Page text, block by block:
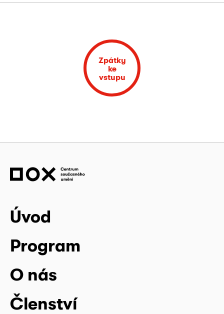
Zpátky
ke
vstupu
Úvod
Program
O nás
Členství